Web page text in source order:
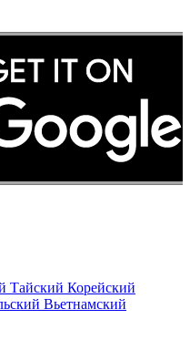
Тайский Корейский
Вьетнамский